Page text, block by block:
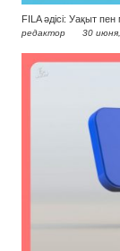
FILA әдісі: Уақыт пен
редактор 30